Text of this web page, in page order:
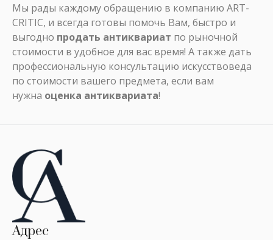
Мы рады каждому обращению в компанию ART-
CRITIC, и всегда готовы помочь Вам, быстро и
выгодно продать антиквариат по рыночной
стоимости в удобное для вас время! А также дать
профессиональную консультацию искусствоведа
по стоимости вашего предмета, если вам
нужна оценка антиквариата!
Адрес